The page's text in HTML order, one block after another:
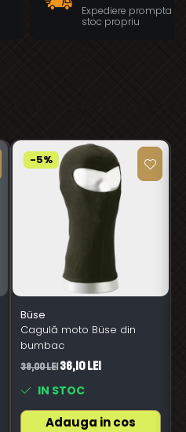
Expediere prompta
stoc propriu
-5%
Büse
Cagulă moto Büse din
bumbac
38,00 Lei36,10 Lei
IN STOC
Adauga in cos